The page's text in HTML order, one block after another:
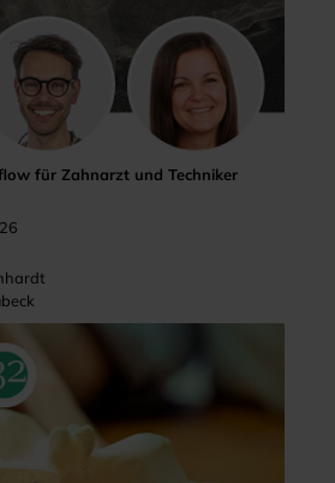
für Zahnarzt und Techniker